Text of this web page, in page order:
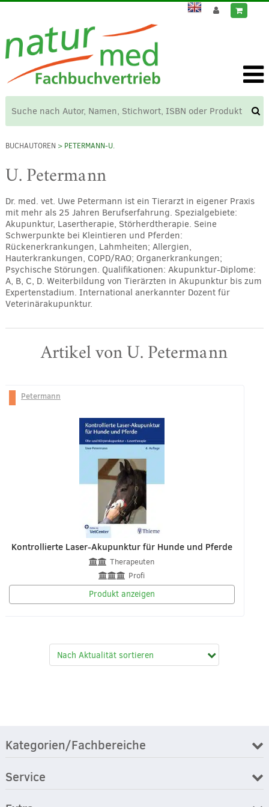
BUCHAUTOREN > PETERMANN-U.
U. Petermann
Dr. med. vet. Uwe Petermann ist ein Tierarzt in eigener Praxis
mit mehr als 25 Jahren Berufserfahrung. Spezialgebiete:
Akupunktur, Lasertherapie, Störherdtherapie. Seine
Schwerpunkte bei Kleintieren und Pferden:
Rückenerkrankungen, Lahmheiten; Allergien,
Hauterkrankungen, COPD/RAO; Organerkrankungen;
Psychische Störungen. Qualifikationen: Akupunktur-Diplome:
A, B, C, D. Weiterbildung von Tierärzten in Akupunktur bis zum
Expertenstadium. International anerkannter Dozent für
Veterinärakupunktur.
Artikel von U. Petermann
Petermann
Kontrollierte Laser-Akupunktur für Hunde und Pferde
Therapeuten
Profi
Produkt anzeigen
Kategorien/Fachbereiche
Service